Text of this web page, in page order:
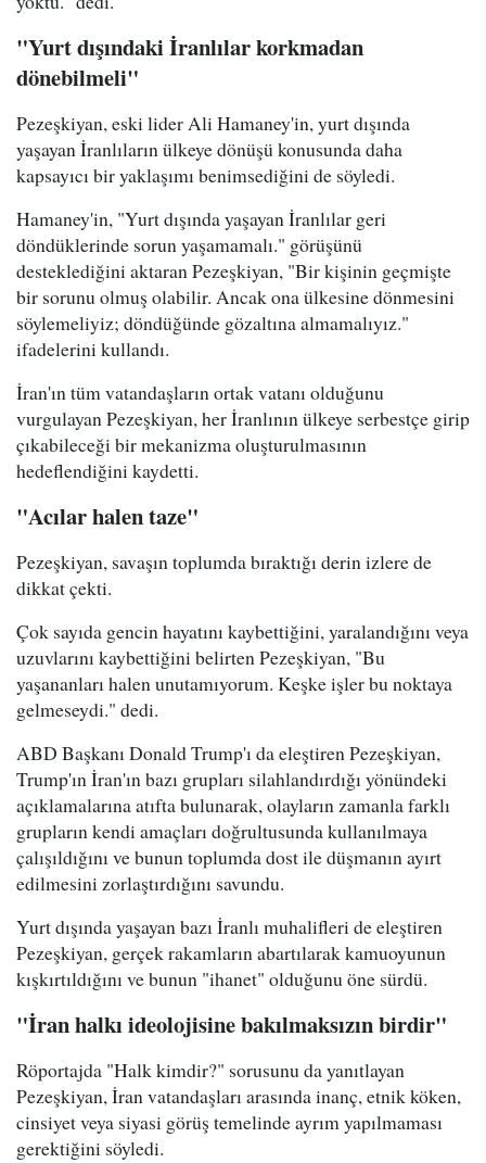
"Yurt dışındaki İranlılar korkmadan
dönebilmeli"
Pezeşkiyan, eski lider Ali Hamaney'in, yurt dışında
yaşayan İranlıların ülkeye dönüşü konusunda daha
kapsayıcı bir yaklaşımı benimsediğini de söyledi.
Hamaney'in, "Yurt dışında yaşayan İranlılar geri
döndüklerinde sorun yaşamamalı." görüşünü
desteklediğini aktaran Pezeşkiyan, "Bir kişinin geçmişte
bir sorunu olmuş olabilir. Ancak ona ülkesine dönmesini
söylemeliyiz; döndüğünde gözaltına almamalıyız."
ifadelerini kullandı.
İran'ın tüm vatandaşların ortak vatanı olduğunu
vurgulayan Pezeşkiyan, her İranlının ülkeye serbestçe girip
çıkabileceği bir mekanizma oluşturulmasının
hedeflendiğini kaydetti.
"Acılar halen taze"
Pezeşkiyan, savaşın toplumda bıraktığı derin izlere de
dikkat çekti.
Çok sayıda gencin hayatını kaybettiğini, yaralandığını veya
uzuvlarını kaybettiğini belirten Pezeşkiyan, "Bu
yaşananları halen unutamıyorum. Keşke işler bu noktaya
gelmeseydi." dedi.
ABD Başkanı Donald Trump'ı da eleştiren Pezeşkiyan,
Trump'ın İran'ın bazı grupları silahlandırdığı yönündeki
açıklamalarına atıfta bulunarak, olayların zamanla farklı
grupların kendi amaçları doğrultusunda kullanılmaya
çalışıldığını ve bunun toplumda dost ile düşmanın ayırt
edilmesini zorlaştırdığını savundu.
Yurt dışında yaşayan bazı İranlı muhalifleri de eleştiren
Pezeşkiyan, gerçek rakamların abartılarak kamuoyunun
kışkırtıldığını ve bunun "ihanet" olduğunu öne sürdü.
"İran halkı ideolojisine bakılmaksızın birdir"
Röportajda "Halk kimdir?" sorusunu da yanıtlayan
Pezeşkiyan, İran vatandaşları arasında inanç, etnik köken,
cinsiyet veya siyasi görüş temelinde ayrım yapılmaması
gerektiğini söyledi.